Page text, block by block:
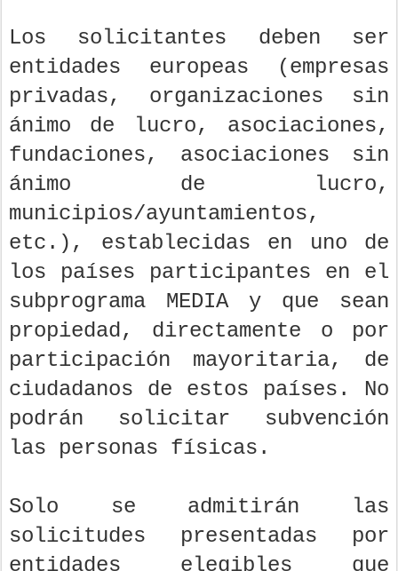
Los solicitantes deben ser
entidades europeas (empresas
privadas, organizaciones sin
ánimo de lucro, asociaciones,
fundaciones, asociaciones sin
ánimo de lucro,
municipios/ayuntamientos,
etc.), establecidas en uno de
los países participantes en el
subprograma MEDIA y que sean
propiedad, directamente o por
participación mayoritaria, de
ciudadanos de estos países. No
podrán solicitar subvención
las personas físicas.
Solo se admitirán las
solicitudes presentadas por
entidades elegibles que